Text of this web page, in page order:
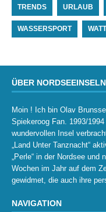
TRENDS URLAUB
WASSERSPORT
ÜBER
Moin ! Ich bin Olav
Spiekeroog Fan. 1993/
wundervollen Insel
„Land Unter Tanznacht“
„Perle“ in der Nordsee
Wochen im Jahr auf dem
gewidmet, die auch ihre
NAVIGATION